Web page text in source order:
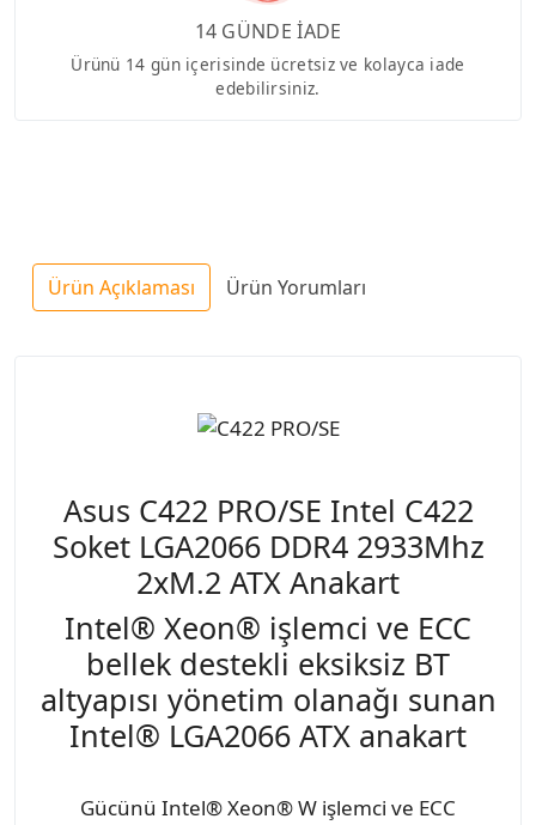
14 GÜNDE İADE
Ürünü 14 gün içerisinde ücretsiz ve kolayca iade
edebilirsiniz.
Ürün Açıklaması Ürün Yorumları
Asus C422 PRO/SE Intel C422
Soket LGA2066 DDR4 2933Mhz
2xM.2 ATX Anakart
Intel® Xeon® işlemci ve ECC
bellek destekli eksiksiz BT
altyapısı yönetim olanağı sunan
Intel® LGA2066 ATX anakart
Gücünü Intel® Xeon® W işlemci ve ECC